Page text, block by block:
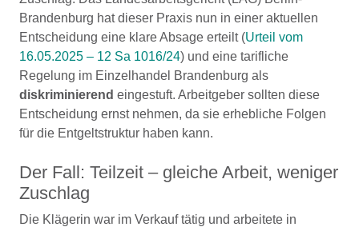
Brandenburg hat dieser Praxis nun in einer aktuellen
Entscheidung eine klare Absage erteilt (Urteil vom
16.05.2025 – 12 Sa 1016/24) und eine tarifliche
Regelung im Einzelhandel Brandenburg als
diskriminierend eingestuft. Arbeitgeber sollten diese
Entscheidung ernst nehmen, da sie erhebliche Folgen
für die Entgeltstruktur haben kann.
Der Fall: Teilzeit – gleiche Arbeit, weniger
Zuschlag
Die Klägerin war im Verkauf tätig und arbeitete in